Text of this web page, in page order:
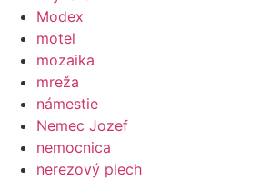
Modex
motel
mozaika
mreža
námestie
Nemec Jozef
nemocnica
nerezový plech